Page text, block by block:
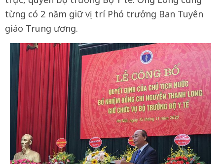
từng có 2 năm giữ vị trí Phó trưởng Ban Tuyên
giáo Trung ương.